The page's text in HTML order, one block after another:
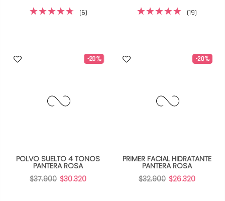
(6) (19)
-20%
POLVO SUELTO 4 TONOS
PANTERA ROSA
$37.900 $30.320
-20%
PRIMER FACIAL HIDRATANTE
PANTERA ROSA
$32.900 $26.320